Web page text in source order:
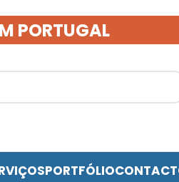
PORTUGAL
PORTFÓLIO